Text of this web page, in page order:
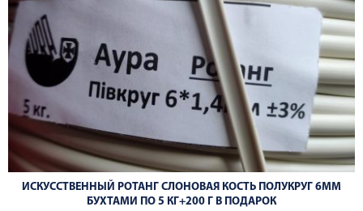
ИСКУССТВЕННЫЙ РОТАНГ СЛОНОВАЯ КОСТЬ ПОЛУКРУГ 6ММ
БУХТАМИ ПО 5 КГ+200 Г В ПОДАРОК